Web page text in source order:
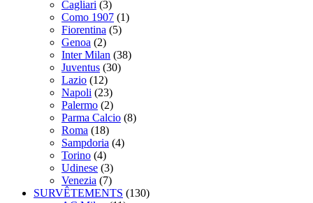
Cagliari (3)
Como 1907 (1)
Fiorentina (5)
Genoa (2)
Inter Milan (38)
Juventus (30)
Lazio (12)
Napoli (23)
Palermo (2)
Parma Calcio (8)
Roma (18)
Sampdoria (4)
Torino (4)
Udinese (3)
Venezia (7)
SURVÊTEMENTS (130)